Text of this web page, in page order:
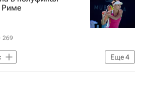
(WTA)
Риме
269
Еще4
Элиз Мертенс